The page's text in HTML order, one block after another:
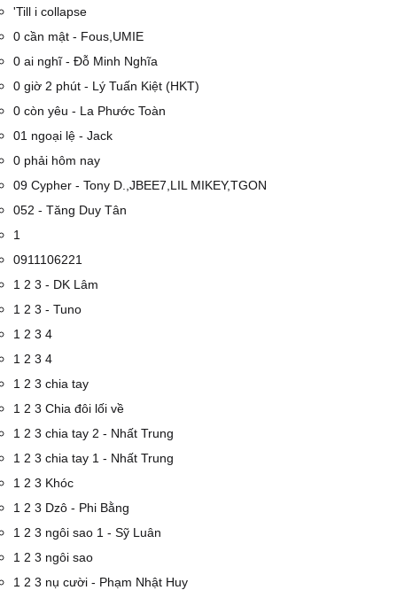
'Till i collapse
0 cần mật - Fous,UMIE
0 ai nghĩ - Đỗ Minh Nghĩa
0 giờ 2 phút - Lý Tuấn Kiệt (HKT)
0 còn yêu - La Phước Toàn
01 ngoại lệ - Jack
0 phải hôm nay
09 Cypher - Tony D.,JBEE7,LIL MIKEY,TGON
052 - Tăng Duy Tân
1
0911106221
1 2 3 - DK Lâm
1 2 3 - Tuno
1 2 3 4
1 2 3 4
1 2 3 chia tay
1 2 3 Chia đôi lối về
1 2 3 chia tay 2 - Nhất Trung
1 2 3 chia tay 1 - Nhất Trung
1 2 3 Khóc
1 2 3 Dzô - Phi Bằng
1 2 3 ngôi sao 1 - Sỹ Luân
1 2 3 ngôi sao
1 2 3 nụ cười - Phạm Nhật Huy